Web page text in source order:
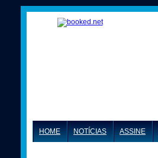
HOME NOTÍCIAS ASSINE